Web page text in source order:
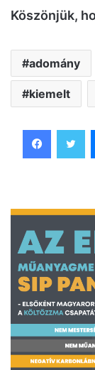
Köszönjük,
adomány
kiemelt